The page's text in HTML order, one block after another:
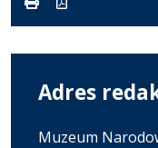
Adres
Muzeum